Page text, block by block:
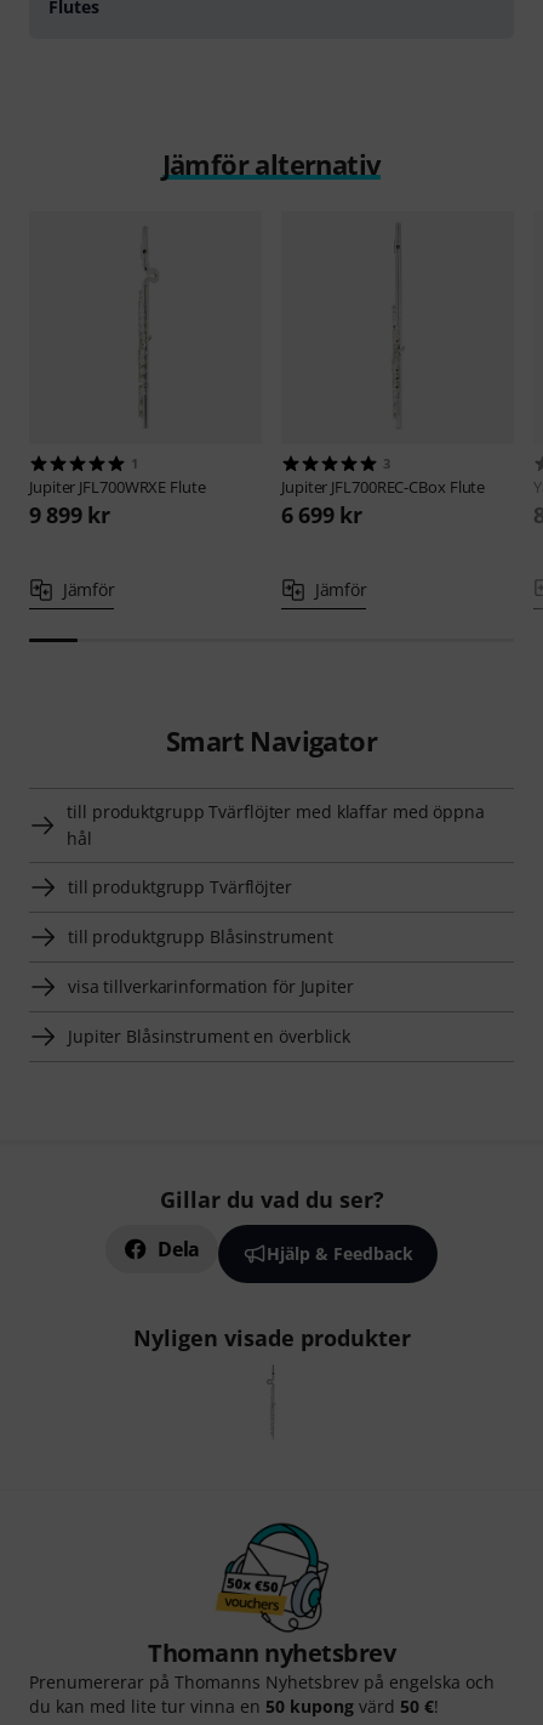
Flutes
Jämför alternativ
1
Jupiter JFL700WRXE Flute
9 899 kr
Jämför
3
Jupiter JFL700REC-CBox Flute
6 699 kr
Jämför
Smart Navigator
till produktgrupp Tvärflöjter med klaffar med öppna
hål
till produktgrupp Tvärflöjter
till produktgrupp Blåsinstrument
visa tillverkarinformation för Jupiter
Jupiter Blåsinstrument en överblick
Gillar du vad du ser?
Dela Hjälp & Feedback
Nyligen visade produkter
Thomann nyhetsbrev
Prenumererar på Thomanns Nyhetsbrev på engelska och
du kan med lite tur vinna en 50 kupong värd 50 €!